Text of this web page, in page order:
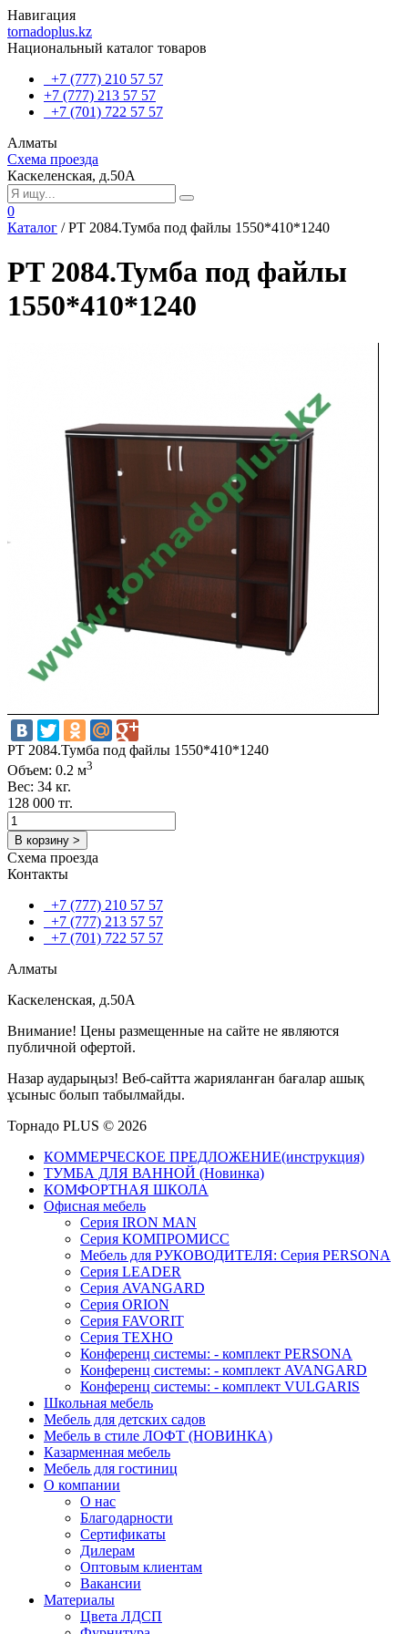
Навигация
tornadoplus.kz
Национальный каталог товаров
+7 (777) 210 57 57
+7 (777) 213 57 57
+7 (701) 722 57 57
Алматы
Схема проезда
Каскеленская, д.50А
0
Каталог /РT 2084.Тумба под файлы 1550*410*1240
РT 2084.Тумба под файлы
1550*410*1240
РT 2084.Тумба под файлы 1550*410*1240
Объем: 0.2 м3
Вес: 34 кг.
128 000 тг.
В корзину >
Схема проезда
Контакты
+7 (777) 210 57 57
+7 (777) 213 57 57
+7 (701) 722 57 57
Алматы
Каскеленская, д.50А
Внимание! Цены размещенные на сайте не являются
публичной офертой.
Назар аударыңыз! Веб-сайтта жарияланған бағалар ашық
ұсыныс болып табылмайды.
Торнадо PLUS © 2026
КОММЕРЧЕСКОЕ ПРЕДЛОЖЕНИЕ(инструкция)
ТУМБА ДЛЯ ВАННОЙ (Новинка)
КОМФОРТНАЯ ШКОЛА
Офисная мебель
Серия IRON MAN
Серия КОМПРОМИСС
Мебель для РУКОВОДИТЕЛЯ: Серия PERSONA
Серия LEADER
Серия AVANGARD
Серия ORION
Серия FAVORIT
Серия ТЕХНО
Конференц системы: - комплект PERSONA
Конференц системы: - комплект AVANGARD
Конференц системы: - комплект VULGARIS
Школьная мебель
Мебель для детских садов
Мебель в стиле ЛОФТ (НОВИНКА)
Казарменная мебель
Мебель для гостиниц
О компании
О нас
Благодарности
Сертификаты
Дилерам
Оптовым клиентам
Вакансии
Материалы
Цвета ЛДСП